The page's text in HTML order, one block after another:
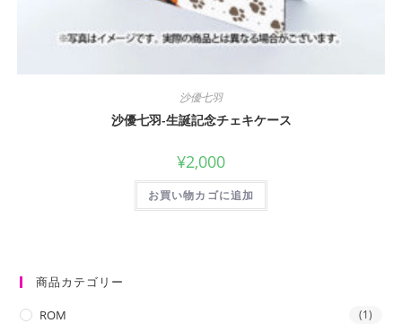
沙優七羽
沙優七羽-生誕記念チェキケース
¥2,000
お買い物カゴに追加
商品カテゴリー
ROM (1)